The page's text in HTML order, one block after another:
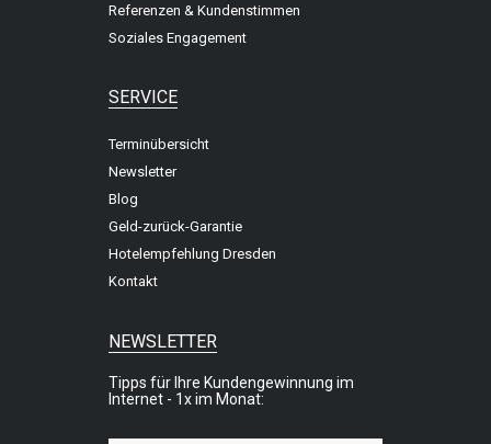
Referenzen & Kundenstimmen
Soziales Engagement
SERVICE
Terminübersicht
Newsletter
Blog
Geld-zurück-Garantie
Hotelempfehlung Dresden
Kontakt
NEWSLETTER
Tipps für Ihre Kundengewinnung im
Internet - 1x im Monat: